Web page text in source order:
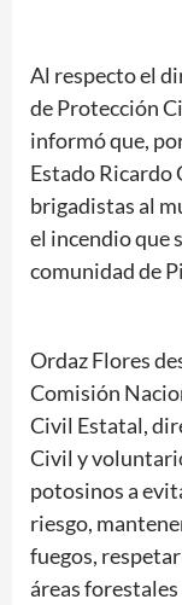
Al respecto el
de Protección
informó que,
Estado Ricardo
brigadistas al
el incendio que
comunidad de
Ordaz Flores
Comisión
Civil Estatal,
Civil y
potosinos a
riesgo,
fuegos,
áreas